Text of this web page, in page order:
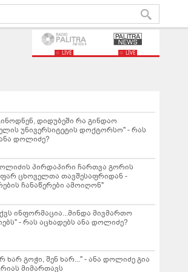
LIVE LIVE
დიდუბეში რა გინდაო
უნივერსიტეტის დოქტორსო" - რას
დოლიძე?
პირდაპირი ჩართვა გორის
ცხოველთა თავშესაფრიდან -
ჩანაწერები ამოიღონ"
ინფორმაცია...მინდა მივმართო
- რას აცხადებს ანა დოლიძე?
ხარ გოჭი, შენ ხარ..." - ანა დოლიძე გია
მიმართავს